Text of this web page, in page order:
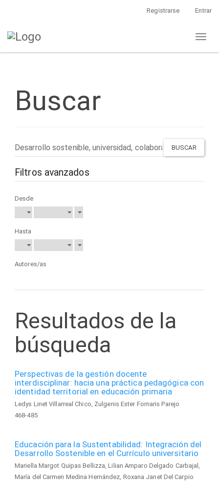
principal
Registrarse Entrar
Buscar
Buscar
artículos
Filtros avanzados
Desde
Hasta
Autores/as
Resultados de la
búsqueda
Perspectivas de la gestión docente
interdisciplinar: hacia una práctica pedagógica con
identidad territorial en educación primaria
Ledys Linet Villarreal Chico, Zulgenis Ester Fornaris Parejo
468-485
Educación para la Sustentabilidad: Integración del
Desarrollo Sostenible en el Currículo universitario
Mariella Margot Quipas Bellizza, Lilian Amparo Delgado Carbajal,
María del Carmen Medina Hernández, Roxana Janet Del Carpio